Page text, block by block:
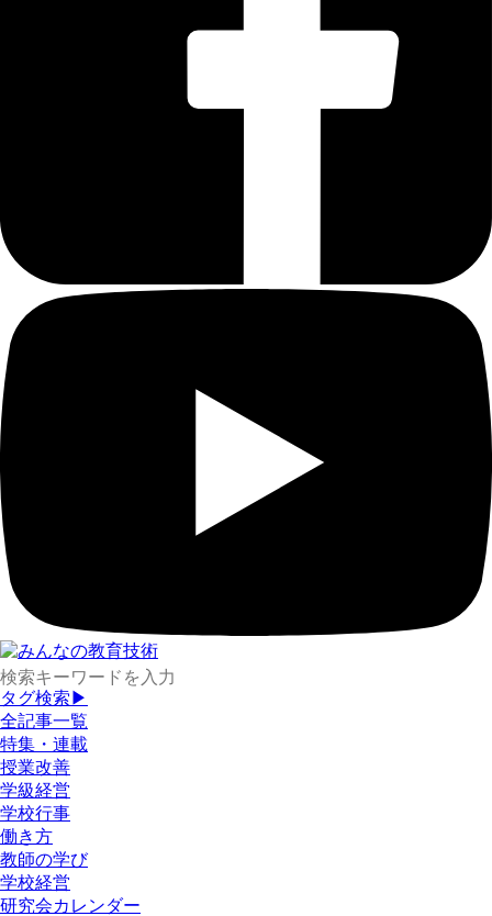
タグ検索▶
全記事一覧
特集・連載
授業改善
学級経営
学校行事
働き方
教師の学び
学校経営
研究会カレンダー